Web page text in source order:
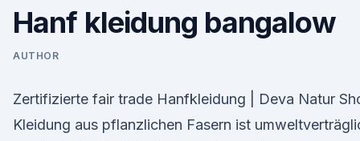
Hanf kleidung bangalow
AUTHOR
Zertifizierte fair trade Hanfkleidung | Deva Natur
Kleidung aus pflanzlichen Fasern ist